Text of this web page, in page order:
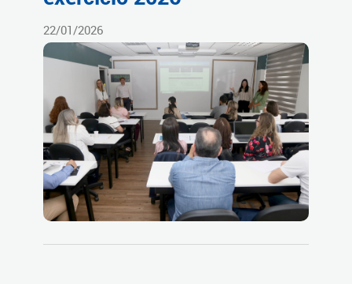
22/01/2026